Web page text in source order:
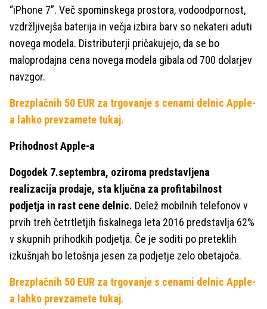
“iPhone 7”. Več spominskega prostora, vodoodpornost,
vzdržljivejša baterija in večja izbira barv so nekateri aduti
novega modela. Distributerji pričakujejo, da se bo
maloprodajna cena novega modela gibala od 700 dolarjev
navzgor.
Brezplačnih 50 EUR za trgovanje s cenami delnic Apple-
a lahko prevzamete tukaj.
Prihodnost Apple-a
Dogodek 7.septembra, oziroma predstavljena
realizacija prodaje, sta ključna za profitabilnost
podjetja in rast cene delnic. Delež mobilnih telefonov v
prvih treh četrtletjih fiskalnega leta 2016 predstavlja 62%
v skupnih prihodkih podjetja. Če je soditi po preteklih
izkušnjah bo letošnja jesen za podjetje zelo obetajoča.
Brezplačnih 50 EUR za trgovanje s cenami delnic Apple-
a lahko prevzamete tukaj.